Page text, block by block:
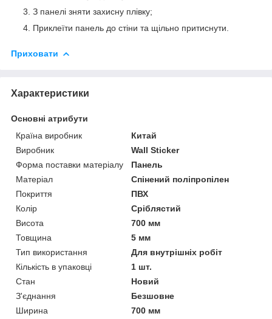
З панелі зняти захисну плівку;
Приклеїти панель до стіни та щільно притиснути.
Приховати
Характеристики
Основні атрибути
Країна виробник
Китай
Виробник
Wall Sticker
Форма поставки матеріалу
Панель
Матеріал
Спінений поліпропілен
Покриття
ПВХ
Колір
Сріблястий
Висота
700 мм
Товщина
5 мм
Тип використання
Для внутрішніх робіт
Кількість в упаковці
1 шт.
Стан
Новий
З'єднання
Безшовне
Ширина
700 мм